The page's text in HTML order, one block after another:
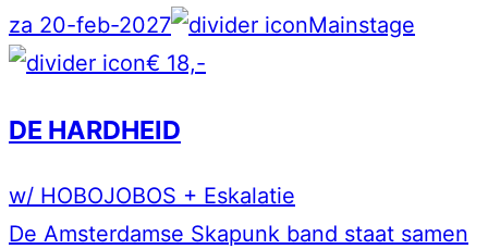
za 20-feb-2027
Mainstage
€ 18,-
DE HARDHEID
w/ HOBOJOBOS + Eskalatie
De Amsterdamse Skapunk band staat samen